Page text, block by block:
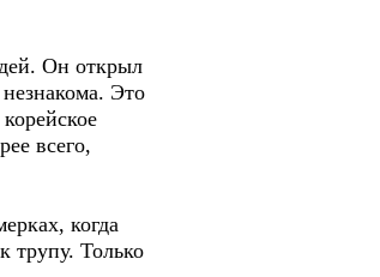
Он открыл
Это
всего,
когда
трупу. Только